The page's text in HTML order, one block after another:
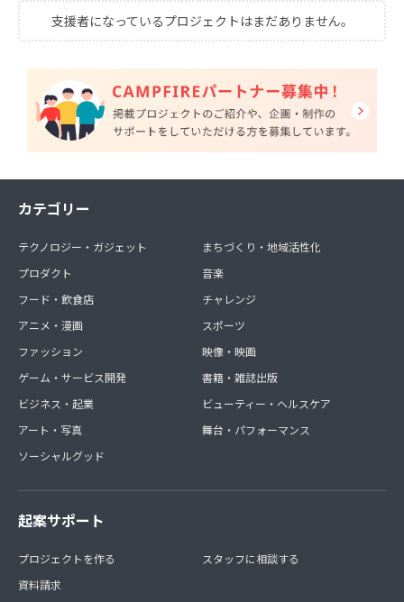
支援者になっているプロジェクトはまだありません。
カテゴリー
テクノロジー・ガジェット
プロダクト
フード・飲食店
アニメ・漫画
ファッション
ゲーム・サービス開発
ビジネス・起業
アート・写真
ソーシャルグッド
まちづくり・地域活性化
音楽
チャレンジ
スポーツ
映像・映画
書籍・雑誌出版
ビューティー・ヘルスケア
舞台・パフォーマンス
起案サポート
プロジェクトを作る
資料請求
スタッフに相談する